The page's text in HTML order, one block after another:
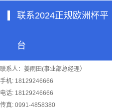
联系2024正规欧洲杯平
台
联系人：姜雨田(事业部总经理）
手机: 18129246666
电话: 18129246666
传真: 0991-4858380